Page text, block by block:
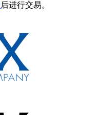
后进行交易。